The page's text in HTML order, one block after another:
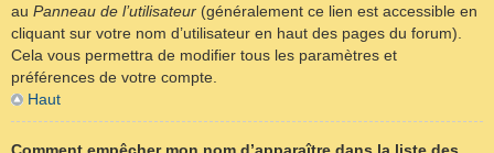
au Panneau de l’utilisateur (généralement ce lien est accessible en
cliquant sur votre nom d’utilisateur en haut des pages du forum).
Cela vous permettra de modifier tous les paramètres et
préférences de votre compte.
Haut